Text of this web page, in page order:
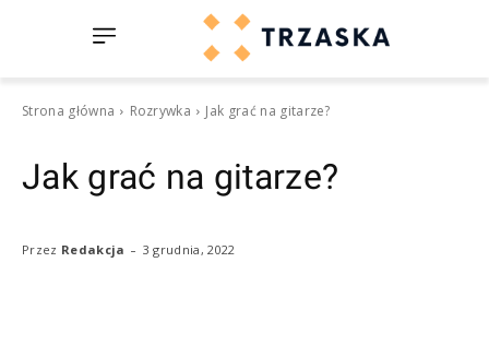
Strona główna Rozrywka Jak grać na gitarze?
Jak grać na gitarze?
Przez Redakcja - 3 grudnia, 2022